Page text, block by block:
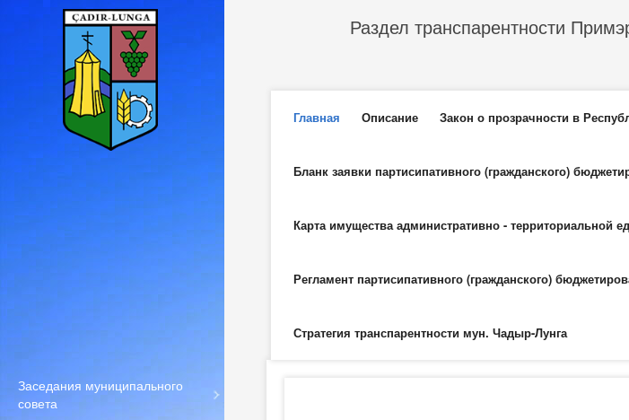
Перейти к основному содержанию
Раздел транспарентности
Главное меню
Главная Описание Закон о прозрачности в
Бланк заявки партисипативного (гражданского)
Карта имущества административно - территориальной
Регламент партисипативного (гражданского)
Стратегия транспарентности мун. Чадыр-Лунга
Заседания муниципального
совета